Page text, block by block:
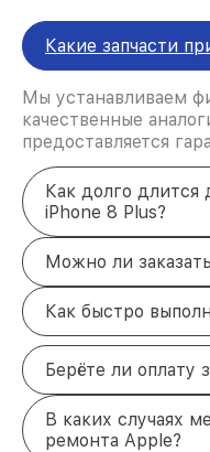
Какие запчасти
Мы устанавливаем
качественные
предоставляется
Как долго длится
iPhone 8 Plus?
Можно ли
Как быстро
Берёте ли оплату
В каких случаях
ремонта Apple?